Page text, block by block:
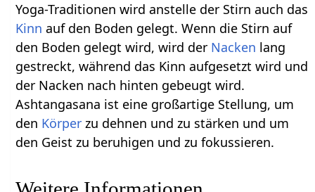
Yoga-Traditionen wird anstelle der Stirn auch das
Kinn auf den Boden gelegt. Wenn die Stirn auf
den Boden gelegt wird, wird der Nacken lang
gestreckt, während das Kinn aufgesetzt wird und
der Nacken nach hinten gebeugt wird.
Ashtangasana ist eine großartige Stellung, um
den Körper zu dehnen und zu stärken und um
den Geist zu beruhigen und zu fokussieren.